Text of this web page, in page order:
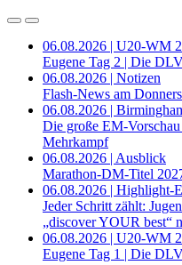
06.08.2026 | U20-WM
Eugene Tag 2 | Die
06.08.2026 | Notizen
Flash-News am
06.08.2026 |
Die große EM-
Mehrkampf
06.08.2026 | Ausblick
Marathon-DM-Titel
06.08.2026 | Highlight-
Jeder Schritt zählt:
„discover YOUR best“
06.08.2026 | U20-WM
Eugene Tag 1 | Die